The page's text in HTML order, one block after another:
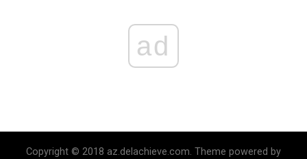
ad
Copyright © 2018 az.delachieve.com. Theme powered by